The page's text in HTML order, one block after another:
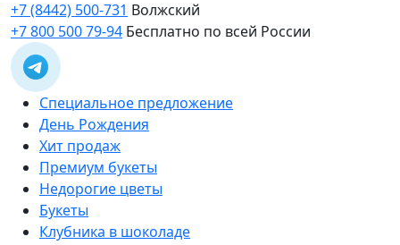
+7 (8442) 500-731 Волжский
+7 800 500 79-94 Бесплатно по всей России
Специальное предложение
День Рождения
Хит продаж
Премиум букеты
Недорогие цветы
Букеты
Клубника в шоколаде